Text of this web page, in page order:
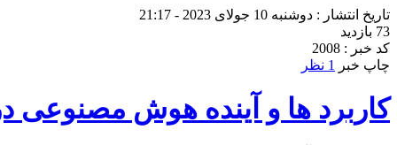
تاریخ انتشار : دوشنبه 10 جولای 2023 - 21:17
73 بازدید
کد خبر : 2008
چاپ خبر
1 نظر
کاربرد ها و آینده هوش مصنوعی